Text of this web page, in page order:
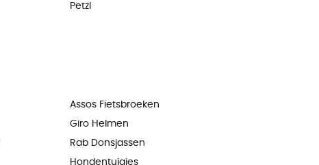
Petzl
Assos Fietsbroeken
Giro Helmen
Rab Donsjassen
Hondentuigjes